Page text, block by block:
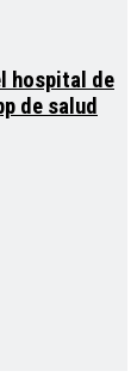
hospital de
de salud